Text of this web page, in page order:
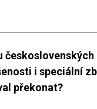
i speciální
překonat?